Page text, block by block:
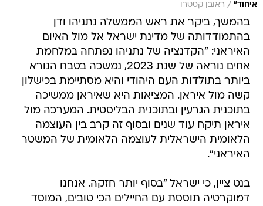
איחוד" / ראובן קסטרו
בהמשך, ביקר את ראש הממשלה נתניהו ודן
בהתמודדותה של מדינת ישראל אל מול האיום
האיראני: "הקדנציה של נתניהו נפתחה במלחמת
אחים נוראה של שנת 2023, נמשכה בטבח הנורא
ביותר בתולדות העם היהודי והיא מסתיימת בכישלון
קשה מול איראן. המציאות היא שאיראן ממשיכה
בתוכנית הגרעין ובתוכנית הבליסטית. המערכה מול
איראן תיקח עוד שנים ובסוף זה קרב בין העוצמה
הלאומית הישראלית לעוצמה הלאומית של המשטר
האיראני".
בנט ציין, כי ישראל "בסוף יותר חזקה. אנחנו
דמוקרטיה תוססת עם החיילים הכי טובים, המוסד